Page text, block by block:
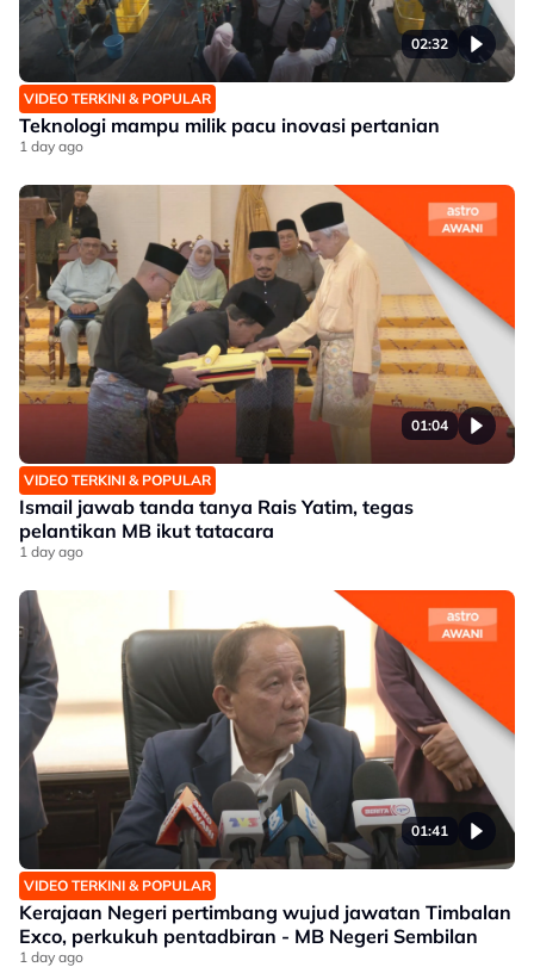
02:32
VIDEO TERKINI & POPULAR
Teknologi mampu milik pacu inovasi pertanian
1 day ago
01:04
VIDEO TERKINI & POPULAR
Ismail jawab tanda tanya Rais Yatim, tegas
pelantikan MB ikut tatacara
1 day ago
01:41
VIDEO TERKINI & POPULAR
Kerajaan Negeri pertimbang wujud jawatan Timbalan
Exco, perkukuh pentadbiran - MB Negeri Sembilan
1 day ago